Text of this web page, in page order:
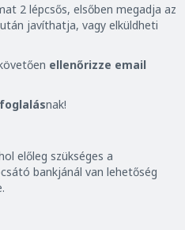
2 lépcsős, elsőben megadja az
javíthatja, vagy elküldheti
ellenőrizze email
foglalásnak!
előleg szükséges a
bankjánál van lehetőség